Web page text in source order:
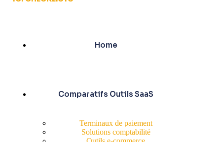
Home
Comparatifs Outils SaaS
Terminaux de paiement
Solutions comptabilité